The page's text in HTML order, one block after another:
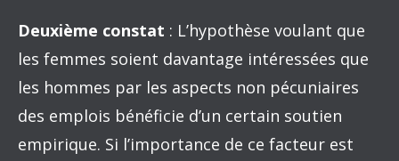
Deuxième constat : L’hypothèse voulant que
les femmes soient davantage intéressées que
les hommes par les aspects non pécuniaires
des emplois bénéficie d’un certain soutien
empirique. Si l’importance de ce facteur est